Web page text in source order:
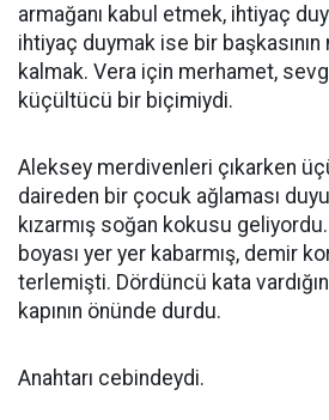
armağanı kabul etmek, ihtiyaç
ihtiyaç duymak ise bir
kalmak. Vera için merhamet,
küçültücü bir biçimiydi.
Aleksey merdivenleri çıkarken
daireden bir çocuk ağlaması
kızarmış soğan kokusu
boyası yer yer kabarmış, demir
terlemişti. Dördüncü kata
kapının önünde durdu.
Anahtarı cebindeydi.